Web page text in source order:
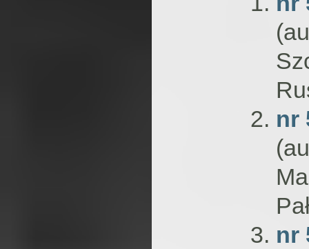
nr
nr